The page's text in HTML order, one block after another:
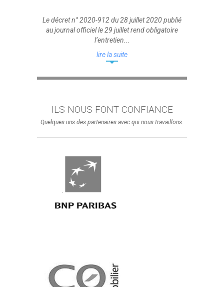
Le décret n° 2020-912 du 28 juillet 2020 publié
au journal officiel le 29 juillet rend obligatoire
l’entretien...
lire la suite
ILS NOUS FONT CONFIANCE
Quelques uns des partenaires avec qui nous travaillons.